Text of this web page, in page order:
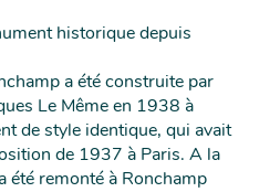
historique depuis
a été construite par
Le Même en 1938 à
de style identique, qui avait
de 1937 à Paris. A la
été remonté à Ronchamp